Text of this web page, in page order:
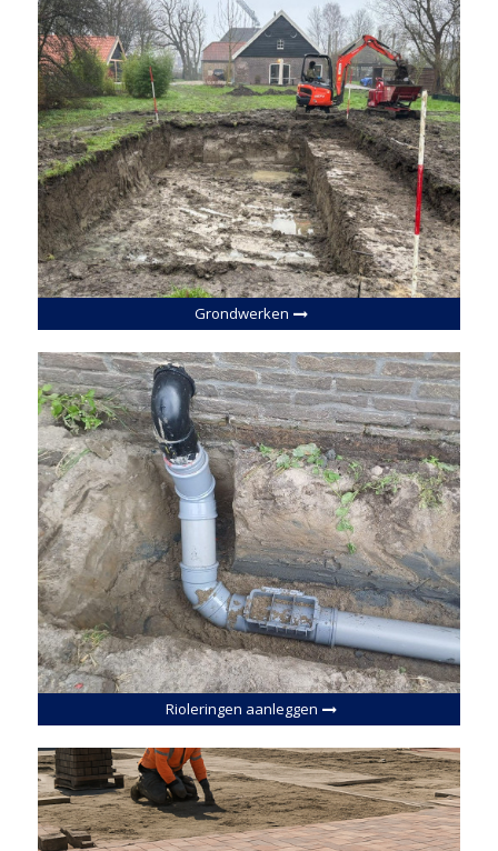
Grondwerken
Rioleringen aanleggen